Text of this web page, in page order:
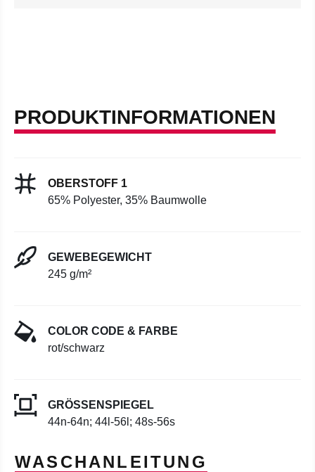
PRODUKTINFORMATIONEN
OBERSTOFF 1
65% Polyester, 35% Baumwolle
GEWEBEGEWICHT
245 g/m²
COLOR CODE & FARBE
rot/schwarz
GRÖSSENSPIEGEL
44n-64n; 44l-56l; 48s-56s
WASCHANLEITUNG